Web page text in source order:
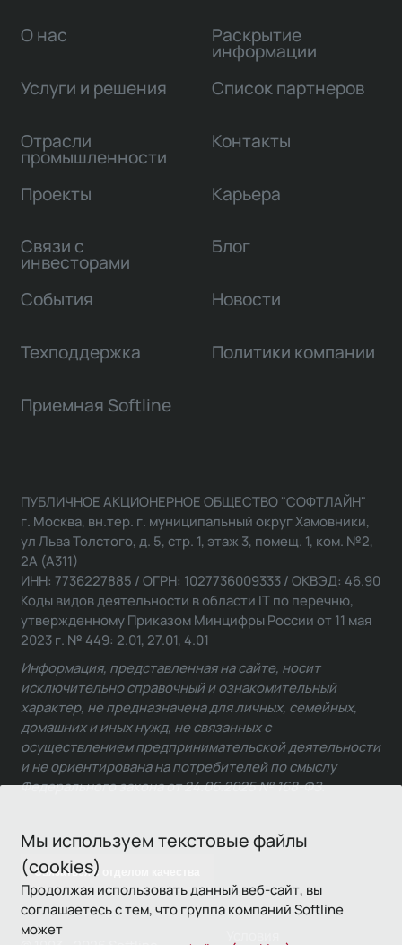
Мы используем текстовые файлы
(cookies)
Продолжая использовать данный веб-сайт, вы
соглашаетесь с тем, что группа компаний Softline
может
О нас
Услуги и решения
Отрасли
промышленности
Проекты
Связи с
инвесторами
Раскрытие
информации
Список партнеров
Контакты
Карьера
Блог
События Новости
Техподдержка Политики компании
Приемная Softline
Связаться с отделом качества
ПУБЛИЧНОЕ АКЦИОНЕРНОЕ ОБЩЕСТВО "СОФТЛАЙН"
г. Москва, вн.тер. г. муниципальный округ Хамовники,
ул Льва Толстого, д. 5, стр. 1, этаж 3, помещ. 1, ком. №2,
2А (А311)
ИНН: 7736227885 / ОГРН: 1027736009333 / ОКВЭД: 46.90
Коды видов деятельности в области IT по перечню,
утвержденному Приказом Минцифры России от 11 мая
2023 г. № 449: 2.01, 27.01, 4.01
Информация, представленная на сайте, носит
исключительно справочный и ознакомительный
характер, не предназначена для личных, семейных,
домашних и иных нужд, не связанных с
осуществлением предпринимательской деятельности
и не ориентирована на потребителей по смыслу
Федерального закона от 24.06.2025 № 168-ФЗ.